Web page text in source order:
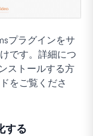
プラグインをサ
です。詳細につ
ストールする方
をご覧くださ
する